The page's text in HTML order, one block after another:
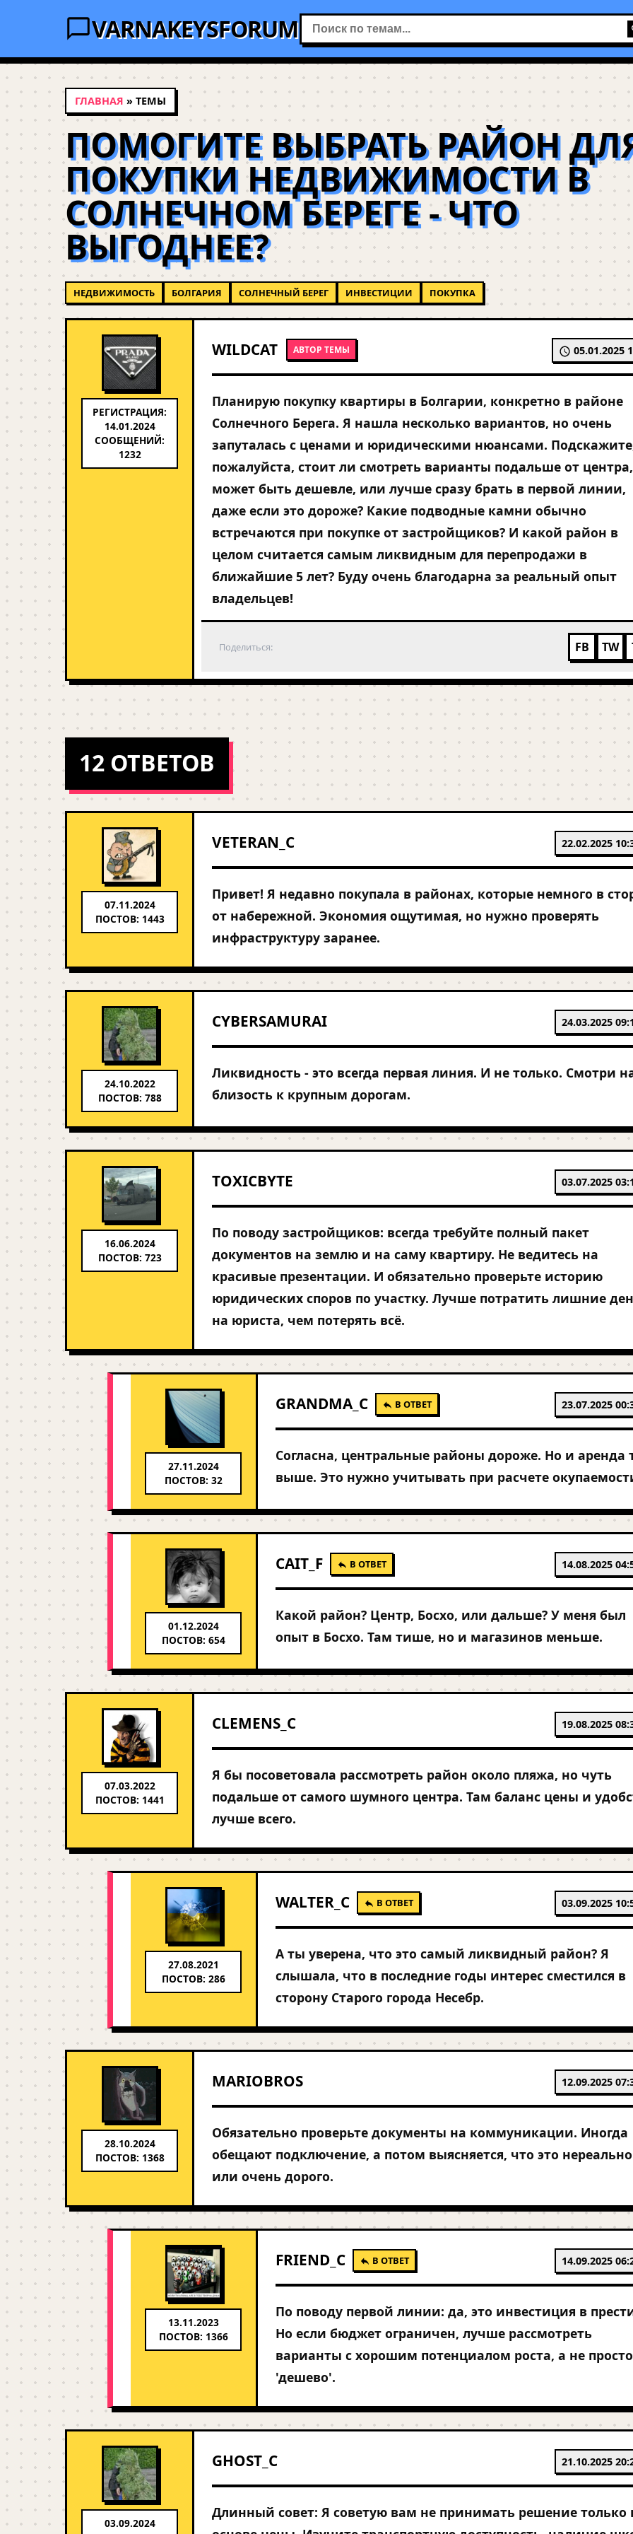
VARNAKEYSFORUM
ГЛАВНАЯ » ТЕМЫ
ПОМОГИТЕ ВЫБРАТЬ РАЙОН
ПОКУПКИ НЕДВИЖИМОСТИ В
СОЛНЕЧНОМ БЕРЕГЕ - ЧТО
ВЫГОДНЕЕ?
НЕДВИЖИМОСТЬ БОЛГАРИЯ СОЛНЕЧНЫЙ БЕРЕГ ИНВЕСТИЦИИ ПОКУПКА
РЕГИСТРАЦИЯ:
14.01.2024
СООБЩЕНИЙ:
1232
WILDCAT АВТОР ТЕМЫ 05.01.2025
Планирую покупку квартиры в Болгарии, конкретно в районе
Солнечного Берега. Я нашла несколько вариантов, но очень
запуталась с ценами и юридическими нюансами.
пожалуйста, стоит ли смотреть варианты подальше от
может быть дешевле, или лучше сразу брать в первой линии,
даже если это дороже? Какие подводные камни обычно
встречаются при покупке от застройщиков? И какой район в
целом считается самым ликвидным для перепродажи в
ближайшие 5 лет? Буду очень благодарна за реальный опыт
владельцев!
Поделиться: FB TW
12 ОТВЕТОВ
07.11.2024
ПОСТОВ: 1443
VETERAN_C 22.02.2025
Привет! Я недавно покупала в районах, которые немного в
от набережной. Экономия ощутимая, но нужно проверять
инфраструктуру заранее.
24.10.2022
ПОСТОВ: 788
CYBERSAMURAI 24.03.2025
Ликвидность - это всегда первая линия. И не только. Смотри
близость к крупным дорогам.
16.06.2024
ПОСТОВ: 723
TOXICBYTE 03.07.2025
По поводу застройщиков: всегда требуйте полный пакет
документов на землю и на саму квартиру. Не ведитесь на
красивые презентации. И обязательно проверьте историю
юридических споров по участку. Лучше потратить лишние
на юриста, чем потерять всё.
27.11.2024
ПОСТОВ: 32
GRANDMA_C В ОТВЕТ 23.07.2025
Согласна, центральные районы дороже. Но и аренда
выше. Это нужно учитывать при расчете
01.12.2024
ПОСТОВ: 654
CAIT_F В ОТВЕТ 14.08.2025
Какой район? Центр, Босхо, или дальше? У меня был
опыт в Босхо. Там тише, но и магазинов меньше.
07.03.2022
ПОСТОВ: 1441
CLEMENS_C 19.08.2025
Я бы посоветовала рассмотреть район около пляжа, но чуть
подальше от самого шумного центра. Там баланс цены и
лучше всего.
27.08.2021
ПОСТОВ: 286
WALTER_C В ОТВЕТ 03.09.2025
А ты уверена, что это самый ликвидный район? Я
слышала, что в последние годы интерес сместился в
сторону Старого города Несебр.
28.10.2024
ПОСТОВ: 1368
MARIOBROS 12.09.2025
Обязательно проверьте документы на коммуникации. Иногда
обещают подключение, а потом выясняется, что это нереально
или очень дорого.
13.11.2023
ПОСТОВ: 1366
FRIEND_C В ОТВЕТ 14.09.2025
По поводу первой линии: да, это инвестиция в
Но если бюджет ограничен, лучше рассмотреть
варианты с хорошим потенциалом роста, а не просто
'дешево'.
03.09.2024
GHOST_C 21.10.2025
Длинный совет: Я советую вам не принимать решение только